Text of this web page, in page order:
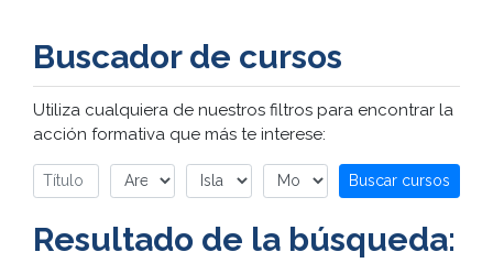
Buscador de cursos
Utiliza cualquiera de nuestros filtros para encontrar la
acción formativa que más te interese:
Buscar cursos
Resultado de la búsqueda: